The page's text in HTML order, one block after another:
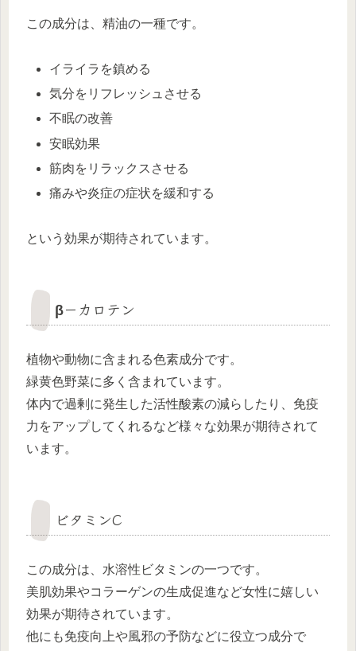
この成分は、精油の一種です。
イライラを鎮める
気分をリフレッシュさせる
不眠の改善
安眠効果
筋肉をリラックスさせる
痛みや炎症の症状を緩和する
という効果が期待されています。
β－カロテン
植物や動物に含まれる色素成分です。
緑黄色野菜に多く含まれています。
体内で過剰に発生した活性酸素の減らしたり、免疫
力をアップしてくれるなど様々な効果が期待されて
います。
ビタミンC
この成分は、水溶性ビタミンの一つです。
美肌効果やコラーゲンの生成促進など女性に嬉しい
効果が期待されています。
他にも免疫向上や風邪の予防などに役立つ成分で